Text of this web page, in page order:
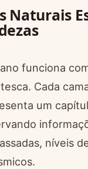
Naturais
funciona
Cada
um
níveis